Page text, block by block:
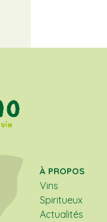
À PROPOS
Vins
Spiritueux
Actualités